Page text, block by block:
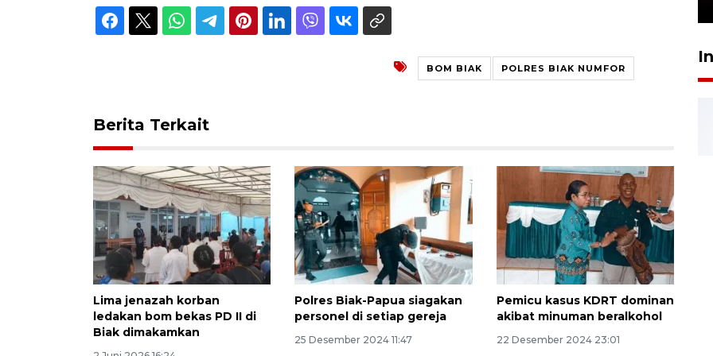
BOM BIAK POLRES BIAK NUMFOR
Berita Terkait
Lima jenazah korban
ledakan bom bekas PD II di
Biak dimakamkan
Polres Biak-Papua siagakan
personel di setiap gereja
25 Desember 2024 11:47
Pemicu kasus KDRT dominan
akibat minuman beralkohol
22 Desember 2024 23:01